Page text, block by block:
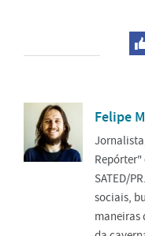
Felipe
SATED/
sociais,
maneiras